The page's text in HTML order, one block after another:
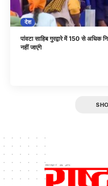
देश
पांवटा साहिब गुरद्वारे में 150 से अधिक
नहीं जाएंगे